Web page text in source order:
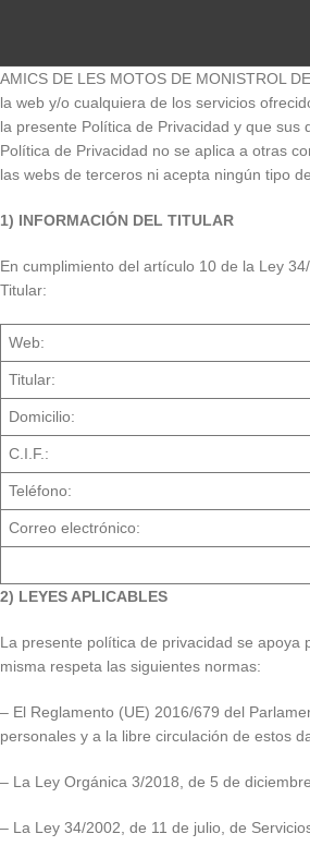
AMICS DE LES MOTOS DE MONISTROL
la web y/o cualquiera de los servicios
la presente Política de Privacidad y que
Política de Privacidad no se aplica a otras
las webs de terceros ni acepta ningún tipo
1) INFORMACIÓN DEL TITULAR
En cumplimiento del artículo 10 de la Ley
Titular:
Web:
Titular:
Domicilio:
C.I.F.:
Teléfono:
Correo electrónico:
2) LEYES APLICABLES
La presente política de privacidad se
misma respeta las siguientes normas:
– El Reglamento (UE) 2016/679 del
personales y a la libre circulación de estos
– La Ley Orgánica 3/2018, de 5 de
– La Ley 34/2002, de 11 de julio, de